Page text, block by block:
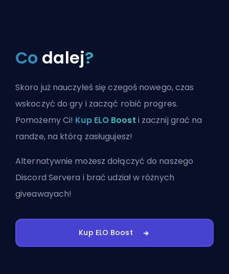
Co dalej?
Skoro już nauczyłeś się czegoś nowego, czas
wskoczyć do gry i zacząć robić progres.
Pomożemy Ci! Kup ELO Boost i zacznij grać na
randze, na którą zasługujesz!
Alternatywnie możeszdołączyć do naszego
Discord Servera i brać udział w różnych
giveawayach!
Kup ELO Boost